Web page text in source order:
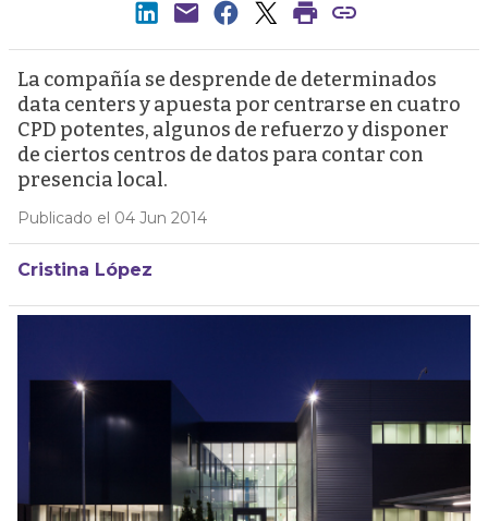
La compañía se desprende de determinados
data centers y apuesta por centrarse en cuatro
CPD potentes, algunos de refuerzo y disponer
de ciertos centros de datos para contar con
presencia local.
Publicado el 04 Jun 2014
Cristina López